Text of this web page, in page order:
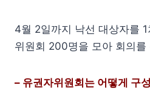
4월 2일까지 낙선 대상자를
위원회 200명을 모아 회의를
– 유권자위원회는 어떻게 구